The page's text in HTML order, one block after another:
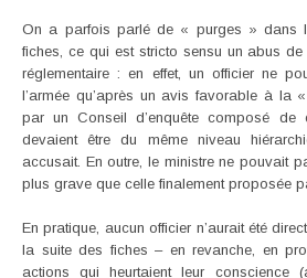
On a parfois parlé de « purges » dans
fiches, ce qui est stricto sensu un abus
réglementaire : en effet, un officier ne
l’armée qu’après un avis favorable à la
par un Conseil d’enquête composé de
devaient être du même niveau
accusait. En outre, le ministre ne pouvait
plus grave que celle finalement proposée
En pratique, aucun officier n’aurait été
la suite des fiches – en revanche, en
actions qui heurtaient leur conscience